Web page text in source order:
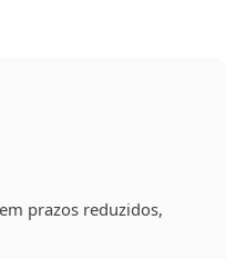
prazos reduzidos,